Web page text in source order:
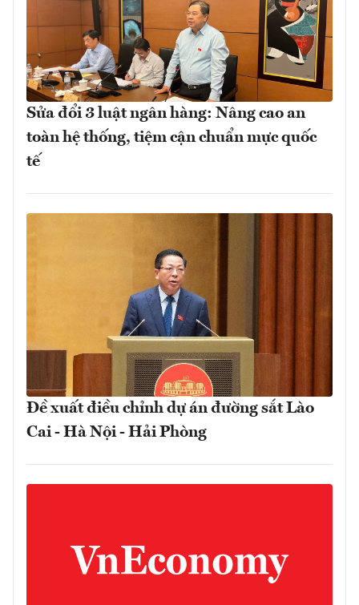
Sửa đổi 3 luật ngân hàng: Nâng cao an
toàn hệ thống, tiệm cận chuẩn mực quốc
tế
Đề xuất điều chỉnh dự án đường sắt Lào
Cai - Hà Nội - Hải Phòng